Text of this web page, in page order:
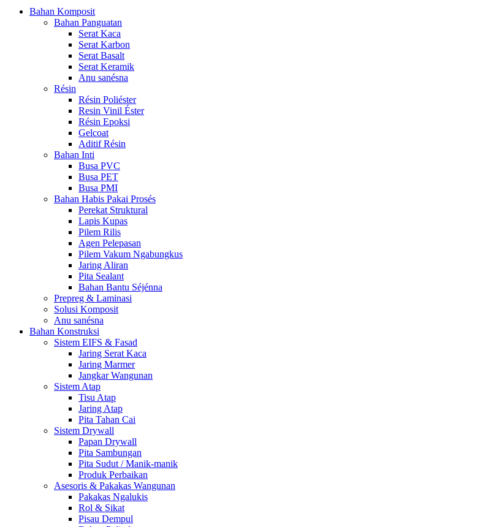
Bahan Komposit
Bahan Panguatan
Serat Kaca
Serat Karbon
Serat Basalt
Serat Keramik
Anu sanésna
Résin
Résin Poliéster
Resin Vinil Éster
Résin Epoksi
Gelcoat
Aditif Résin
Bahan Inti
Busa PVC
Busa PET
Busa PMI
Bahan Habis Pakai Prosés
Perekat Struktural
Lapis Kupas
Pilem Rilis
Agen Pelepasan
Pilem Vakum Ngabungkus
Jaring Aliran
Pita Sealant
Bahan Bantu Séjénna
Prepreg & Laminasi
Solusi Komposit
Anu sanésna
Bahan Konstruksi
Sistem EIFS & Fasad
Jaring Serat Kaca
Jaring Marmer
Jangkar Wangunan
Sistem Atap
Tisu Atap
Jaring Atap
Pita Tahan Cai
Sistem Drywall
Papan Drywall
Pita Sambungan
Pita Sudut / Manik-manik
Produk Perbaikan
Asesoris & Pakakas Wangunan
Pakakas Ngalukis
Rol & Sikat
Pisau Dempul